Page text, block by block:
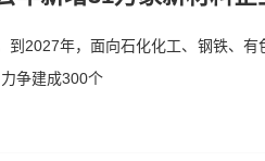
2027年，面向石化化工、钢铁、有
争建成300个